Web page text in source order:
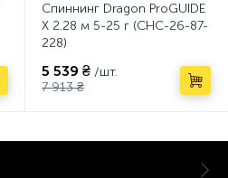
Спиннинг Dragon ProGUIDE
X 2.28 м 5-25 г (CHC-26-87-
228)
5 539 ₴ /шт.
7 913 ₴